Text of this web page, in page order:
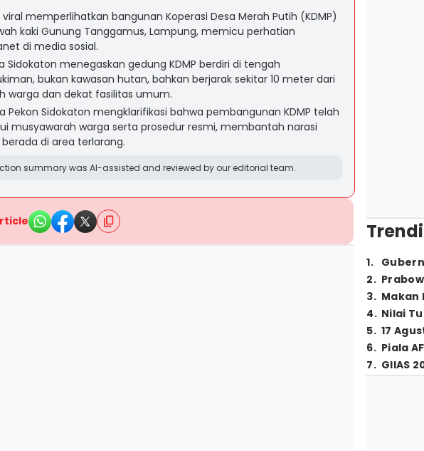
viral memperlihatkan bangunan Koperasi Desa Merah Putih (KDMP)
kaki Gunung Tanggamus, Lampung, memicu perhatian
di media sosial.
Sidokaton menegaskan gedung KDMP berdiri di tengah
bukan kawasan hutan, bahkan berjarak sekitar 10 meter dari
warga dan dekat fasilitas umum.
Pekon Sidokaton mengklarifikasi bahwa pembangunan KDMP telah
musyawarah warga serta prosedur resmi, membantah narasi
berada di area terlarang.
summary was AI-assisted and reviewed by our editorial team.
1.
2.
3. Makan
4. Nilai
5. 17
6. Piala
7. GIIAS